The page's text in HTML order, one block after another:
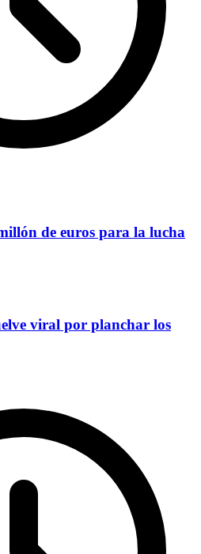
de euros para la lucha
viral por planchar los